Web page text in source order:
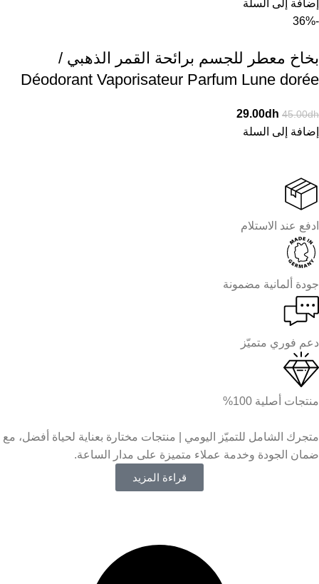
إضافة إلى السلة
-36%
بخاخ معطر للجسم برائحة القمر الذهبي /
Déodorant Vaporisateur Parfum Lune dorée
45.00dh
29.00dh
إضافة إلى السلة
ادفع عند الاستلام
جودة ألمانية مضمونة
دعم فوري متميّز
منتجات أصلية 100%
متجرك الشامل للتميّز اليومي | منتجات مختارة بعناية لحياة أفضل، مع
ضمان الجودة وخدمة عملاء متميزة على مدار الساعة.
قراءة المزيد